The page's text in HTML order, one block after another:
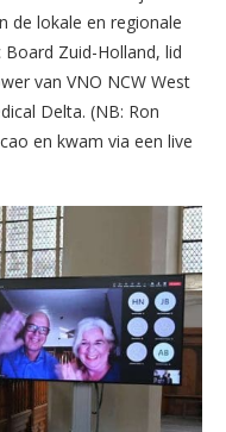
de lokale en regionale
Zuid-Holland, lid
van VNO NCW West
Delta. (NB: Ron
en kwam via een live